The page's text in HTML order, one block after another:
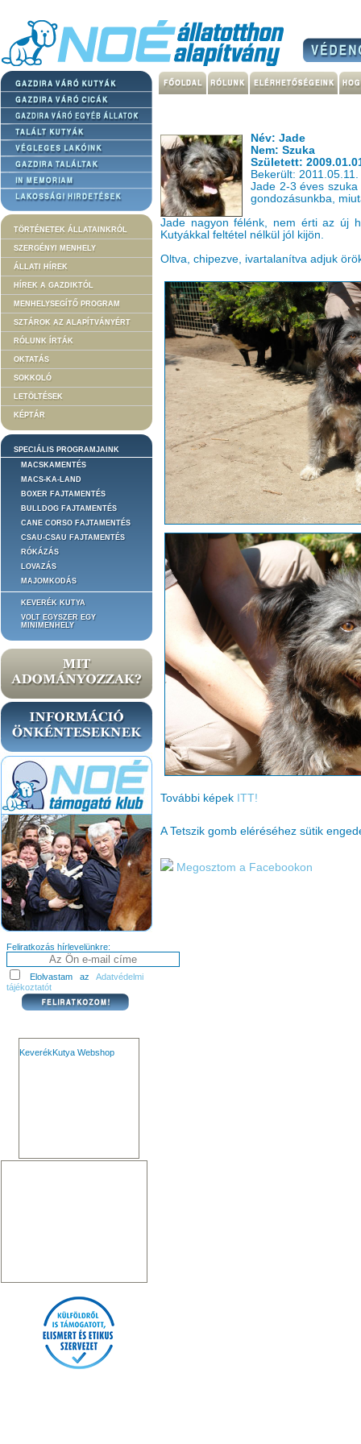
TÖRTÉNETEK ÁLLATAINKRÓL
SZERGÉNYI MENHELY
ÁLLATI HÍREK
HÍREK A GAZDIKTÓL
MENHELYSEGÍTŐ PROGRAM
SZTÁROK AZ ALAPÍTVÁNYÉRT
RÓLUNK ÍRTÁK
OKTATÁS
SOKKOLÓ
LETÖLTÉSEK
KÉPTÁR
SPECIÁLIS PROGRAMJAINK
MACSKAMENTÉS
MACS-KA-LAND
BOXER FAJTAMENTÉS
BULLDOG FAJTAMENTÉS
CANE CORSO FAJTAMENTÉS
CSAU-CSAU FAJTAMENTÉS
RÓKÁZÁS
LOVAZÁS
MAJOMKODÁS
KEVERÉK KUTYA
VOLT EGYSZER EGY
MINIMENHELY
Feliratkozás hírlevelünkre:
Elolvastam az Adatvédelmi
tájékoztatót
KeverékKutya Webshop
Név: Jade
Nem: Szuka
Született:
Bekerült: 2011.05.11.
Jade 2-3 éves
gondozásunkba,
Jade nagyon félénk, nem érti az új
Kutyákkal feltétel nélkül jól kijön.
Oltva, chipezve, ivartalanítva adjuk
További képek ITT!
A Tetszik gomb eléréséhez sütik
Megosztom a Facebookon